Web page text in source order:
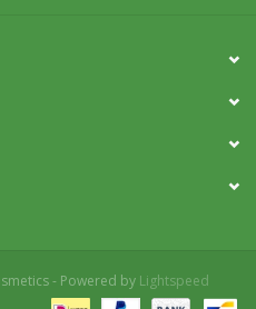
- Powered by Lightspeed